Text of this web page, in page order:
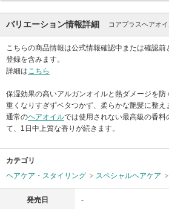
バリエーション情報詳細 コアプラスヘアオ
こちらの商品情報は公式情報確認中または確認
登録を含みます。
詳細はこちら
保湿効果の高いアルガンオイルと熱ダメージを防
重くなりすぎずベタつかず、柔らかな艶髪に整え
通常のヘアオイルでは使用されない最高級の香料
て、1日中上質な香りが続きます。
カテゴリ
ヘアケア・スタイリング
スペシャルヘアケア
発売日 -